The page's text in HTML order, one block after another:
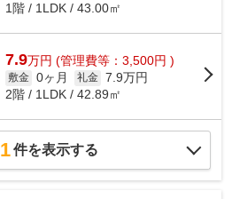
1階 / 1LDK / 43.00㎡
7.9万円 (管理費等：3,500円 )
敷金 0ヶ月 礼金 7.9万円
2階 / 1LDK / 42.89㎡
1件を表示する